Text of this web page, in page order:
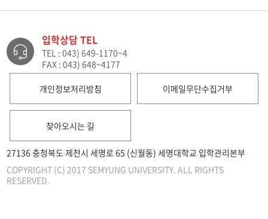
입학상담 TEL
TEL : 043) 649-1170~4
FAX : 043) 648~4177
개인정보처리방침 이메일무단수집거부
찾아오시는 길
27136 충청북도 제천시 세명로 65 (신월동) 세명대학교 입학관리본부
COPYRIGHT (C) 2017 SEMYUNG UNIVERSITY. ALL RIGHTS
RESERVED.